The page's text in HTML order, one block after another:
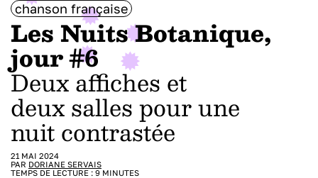
chanson française
Les Nuits Botanique,
jour #6
Deux affiches et
deux salles pour une
nuit contrastée
21 MAI 2024
PAR DORIANE SERVAIS
TEMPS DE LECTURE : 9 MINUTES